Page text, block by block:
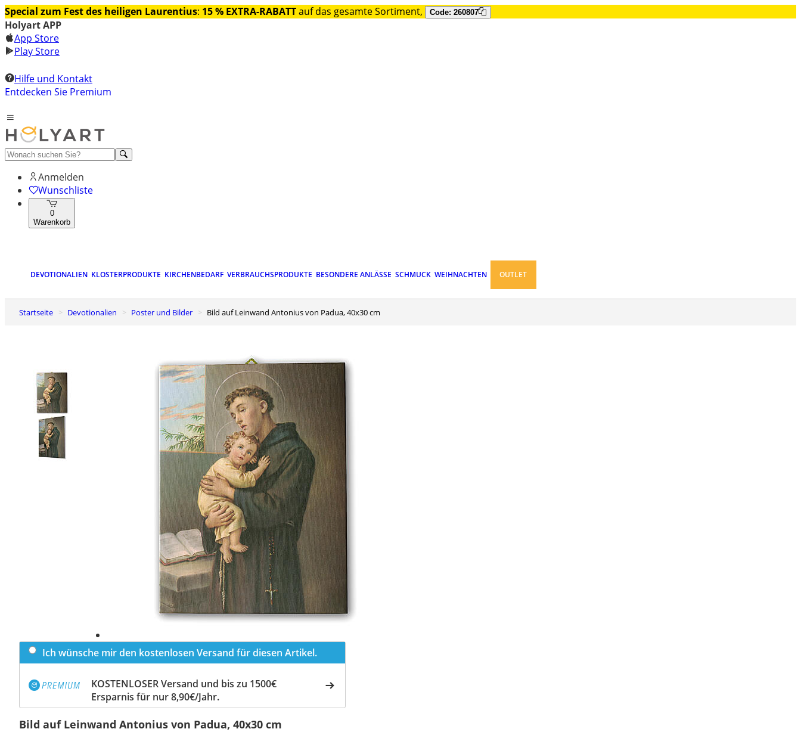
Special zum Fest des heiligen Laurentius: 15 % EXTRA-RABATTauf das gesamte Sortiment, Code: 260807
Holyart APP
App Store
Play Store
Hilfe und Kontakt
Entdecken Sie Premium
Anmelden
Wunschliste
0
Warenkorb
DEVOTIONALIEN KLOSTERPRODUKTE KIRCHENBEDARF VERBRAUCHSPRODUKTE BESONDERE ANLÄSSE SCHMUCK WEIHNACHTEN OUTLET
Startseite Devotionalien Poster und Bilder Bild auf Leinwand Antonius von Padua, 40x30 cm
Ich wünsche mir den kostenlosen Versand für diesen Artikel.
KOSTENLOSER Versand und bis zu 1500€
Ersparnis für nur 8,90€/Jahr.
Bild auf Leinwand Antonius von Padua, 40x30 cm